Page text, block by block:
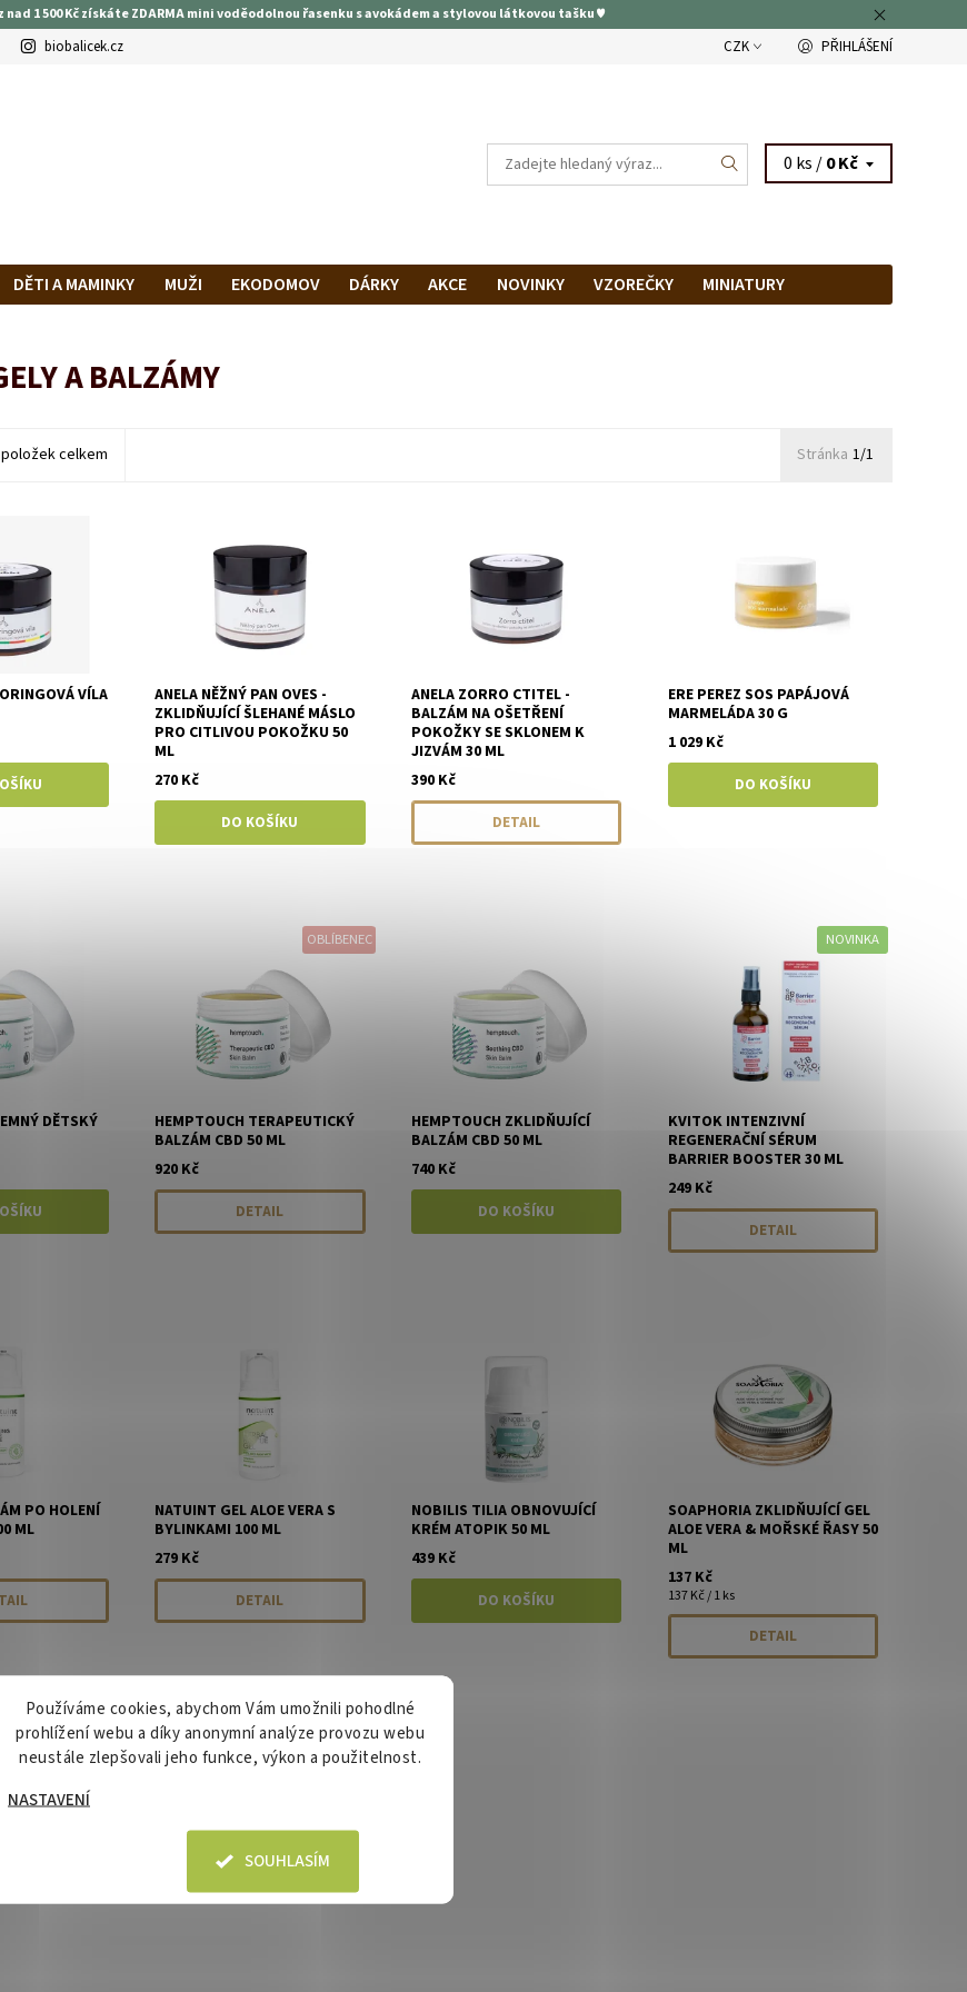
1 500 Kč získáte ZDARMA mini voděodolnou řasenku s avokádem a stylovou látkovou tašku ♥
biobalicek.cz CZK PŘIHLÁŠENÍ
0 ks /0 Kč
DĚTI A MAMINKY MUŽI EKODOMOV DÁRKY AKCE NOVINKY VZOREČKY
MINIATURY
A BALZÁMY
celkem Stránka 1/1
VÍLA
ANELA NĚŽNÝ PAN OVES -
ZKLIDŇUJÍCÍ ŠLEHANÉ MÁSLO
PRO CITLIVOU POKOŽKU 50
ML
270 Kč
ANELA ZORRO CTITEL -
BALZÁM NA OŠETŘENÍ
POKOŽKY SE SKLONEM K
JIZVÁM 30 ML
390 Kč
DETAIL
ERE PEREZ SOS PAPÁJOVÁ
MARMELÁDA 30 G
1 029 Kč
DĚTSKÝ
OBLÍBENEC
HEMPTOUCH TERAPEUTICKÝ
BALZÁM CBD 50 ML
920 Kč
DETAIL
HEMPTOUCH ZKLIDŇUJÍCÍ
BALZÁM CBD 50 ML
740 Kč
NOVINKA
KVITOK INTENZIVNÍ
REGENERAČNÍ SÉRUM
BARRIER BOOSTER 30 ML
249 Kč
DETAIL
PO HOLENÍ
ML
NATUINT GEL ALOE VERA S
BYLINKAMI 100 ML
279 Kč
DETAIL
NOBILIS TILIA OBNOVUJÍCÍ
KRÉM ATOPIK 50 ML
439 Kč
SOAPHORIA ZKLIDŇUJÍCÍ GEL
ALOE VERA & MOŘSKÉ ŘASY 50
ML
137 Kč
137 Kč / 1 ks
DETAIL
Používáme cookies, abychom Vám umožnili pohodlné
prohlížení webu a díky anonymní analýze provozu webu
neustále zlepšovali jeho funkce, výkon a použitelnost.
NASTAVENÍ
SOUHLASÍM